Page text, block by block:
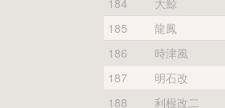
184
大鯨
185
龍鳳
186
時津風
187
明石改
188
利根改二